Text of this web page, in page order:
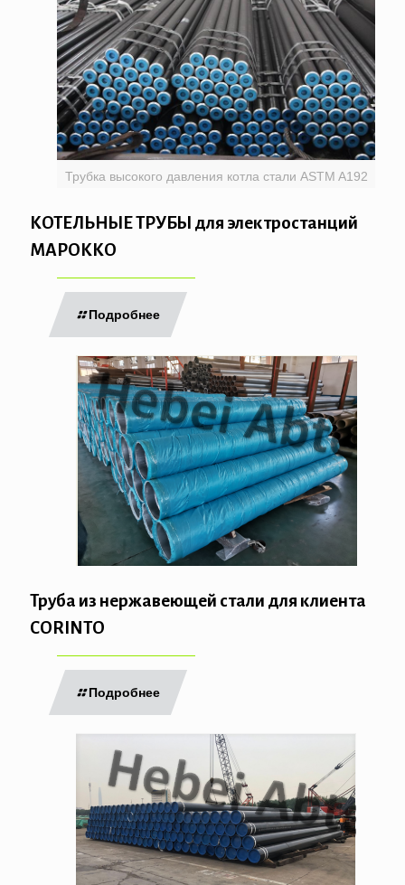
Трубка высокого давления котла стали ASTM A192
КОТЕЛЬНЫЕ ТРУБЫ для электростанций
МАРОККО
Подробнее
Труба из нержавеющей стали для клиента
CORINTO
Подробнее